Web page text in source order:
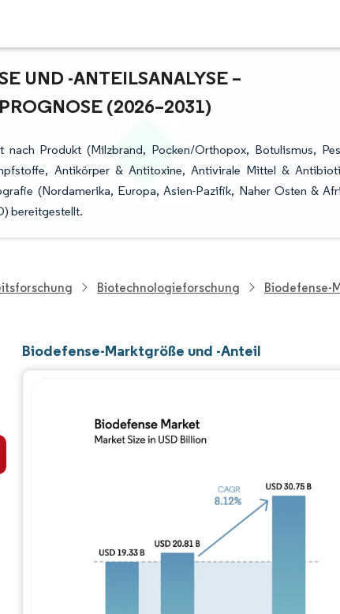
UND -ANTEILSANALYSE – W
(2026–2031)
Produkt (Milzbrand, Pocken/Orthopox, Botulismus,
Antikörper & Antitoxine, Antivirale Mittel &
(Nordamerika, Europa, Asien-Pazifik, Naher Osten &
bereitgestellt.
Biotechnologieforschung Biodefense-
Biodefense-Marktgröße und -Anteil
Bild © Mordor Intelligence.